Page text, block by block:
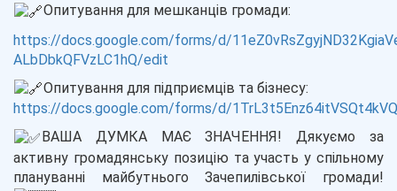
Опитування для мешканців громади:
https://docs.google.com/forms/d/
ALbDbkQFVzLC1hQ/edit
Опитування для підприємців та бізнесу:
https://docs.google.com/forms/d/
ВАША ДУМКА МАЄ ЗНАЧЕННЯ! Дякуємо за
активну громадянську позицію та участь у спільному
плануванні майбутнього Зачепилівської громади!